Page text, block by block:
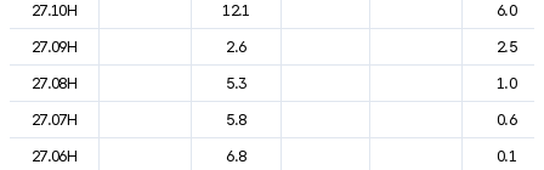
27.10H
12.1
6.0
27.09H
2.6
2.5
27.08H
5.3
1.0
27.07H
5.8
0.6
27.06H
6.8
0.1